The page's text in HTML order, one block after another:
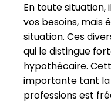
En toute
vos besoins, mais
situation. Ces
qui le distingue
hypothécaire.
importante tant la
professions est